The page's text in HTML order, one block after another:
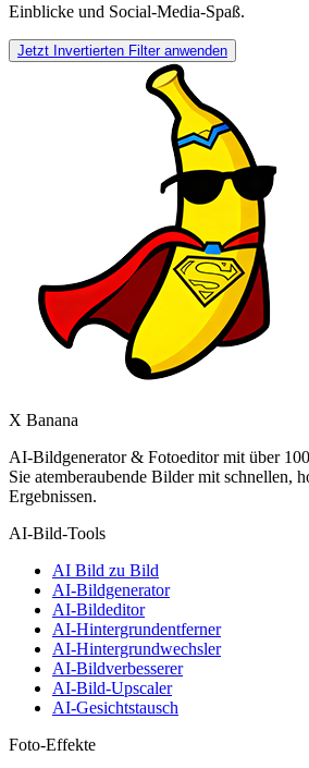
Einblicke und Social-Media-Spaß.
Jetzt Invertierten Filter anwenden
X Banana
AI-Bildgenerator & Fotoeditor mit über
Sie atemberaubende Bilder mit schnellen,
Ergebnissen.
AI-Bild-Tools
AI Bild zu Bild
AI-Bildgenerator
AI-Bildeditor
AI-Hintergrundentferner
AI-Hintergrundwechsler
AI-Bildverbesserer
AI-Bild-Upscaler
AI-Gesichtstausch
Foto-Effekte